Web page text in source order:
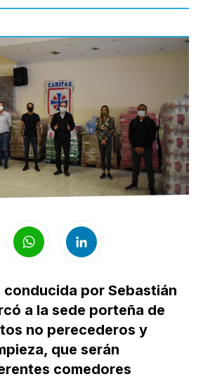
conducida por Sebastián
a la sede porteña de
no perecederos y
que serán
comedores